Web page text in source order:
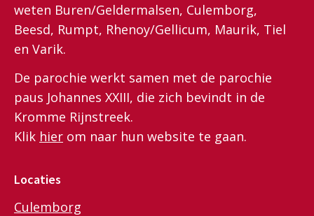
weten Buren/Geldermalsen, Culemborg,
Beesd, Rumpt, Rhenoy/Gellicum, Maurik, Tiel
en Varik.
De parochie werkt samen met de parochie
paus Johannes XXIII, die zich bevindt in de
Kromme Rijnstreek.
Klik hier om naar hun website te gaan.
Locaties
Culemborg